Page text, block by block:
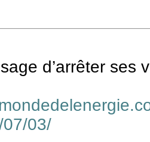
d’arrêter ses
03/